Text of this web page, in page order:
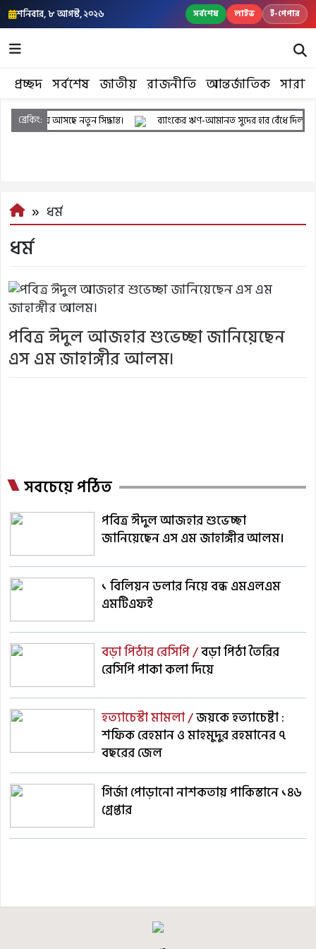
শনিবার, ৮ আগস্ট, ২০২৬ সর্বশেষ লাইভ ই-পেপার
প্রচ্ছদ সর্বশেষ জাতীয় রাজনীতি আন্তর্জাতিক
ব্রেকিং:
কর নিয়ে আসছে নতুন সিদ্ধান্ত। ব্যাংকের ঋণ-আমানত সুদের হার বেঁধে দিল
ধর্ম
ধর্ম
পবিত্র ঈদুল আজহার শুভেচ্ছা জানিয়েছেন
এস এম জাহাঙ্গীর আলম।
সবচেয়ে পঠিত
পবিত্র ঈদুল আজহার শুভেচ্ছা
জানিয়েছেন এস এম জাহাঙ্গীর আলম।
১ বিলিয়ন ডলার নিয়ে বন্ধ এমএলএম
এমটিএফই
বড়া পিঠার রেসিপি /বড়া পিঠা তৈরির
রেসিপি পাকা কলা দিয়ে
হত্যাচেস্টা মামলা /জয়কে হত্যাচেষ্টা :
শফিক রেহমান ও মাহমুদুর রহমানের ৭
বছরের জেল
গির্জা পোড়ানো নাশকতায় পাকিস্তানে ১৪৬
গ্রেপ্তার